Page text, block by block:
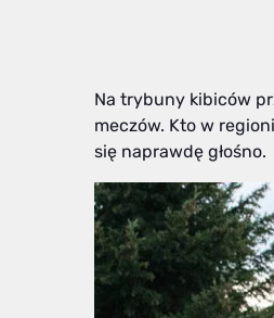
Na trybuny kibiców
meczów. Kto w
się naprawdę głośno.